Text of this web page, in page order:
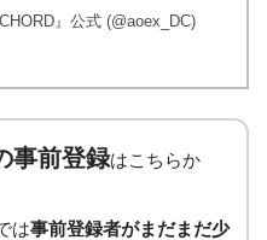
』公式 (@aoex_DC)
事前登録はこちらか
は事前登録者がまだまだ少